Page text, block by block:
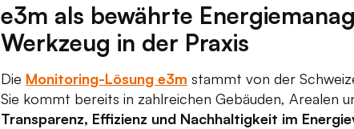
e3m als bewährte
Werkzeug in der Praxis
Die Monitoring-Lösung e3m stammt von der
Sie kommt bereits in zahlreichen Gebäuden, Arealen
Transparenz, Effizienz und Nachhaltigkeit im